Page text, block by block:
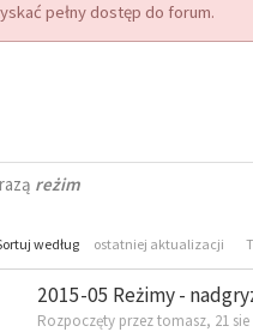
pełny dostęp do forum.
reżim
według ostatniej aktualizacji
2015-05 Reżimy -
Rozpoczęty przez tomasz, 21 sie